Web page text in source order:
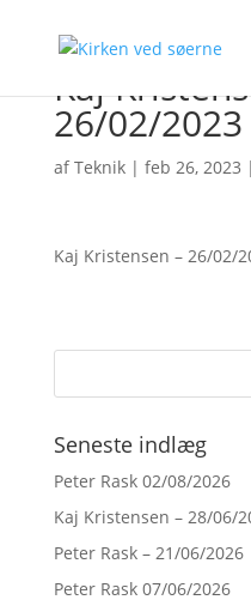
Kaj
26/02/2023
afTeknik| feb 26, 2023 |
Kaj Kristensen – 26/02/
Seneste indlæg
Peter Rask 02/08/2026
Kaj Kristensen – 28/06/
Peter Rask – 21/06/2026
Peter Rask 07/06/2026